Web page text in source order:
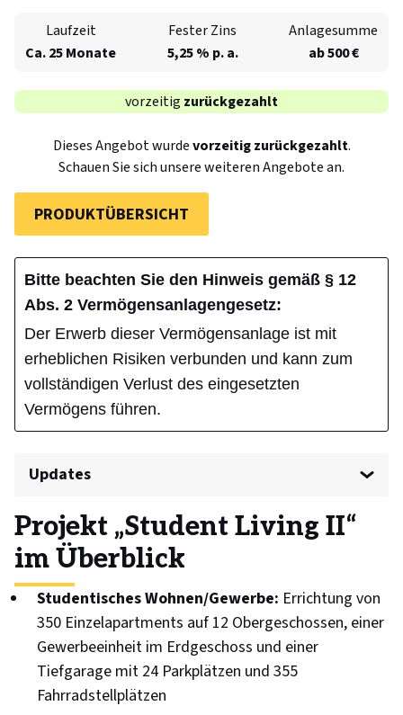
Laufzeit
Ca. 25 Monate
Fester Zins
5,25 % p. a.
Anlagesumme
ab 500 €
vorzeitig zurückgezahlt
Dieses Angebot wurdevorzeitigzurückgezahlt.
Schauen Sie sich unsere weiteren Angebote an.
PRODUKTÜBERSICHT
Bitte beachten Sie den Hinweis gemäß § 12
Abs. 2 Vermögensanlagengesetz:
Der Erwerb dieser Vermögensanlage ist mit
erheblichen Risiken verbunden und kann zum
vollständigen Verlust des eingesetzten
Vermögens führen.
Profil
Updates
Projekt
Projektentwickler
Finanzierung
Qualität
Projekt „Student Living II“
im Überblick
Studentisches Wohnen/Gewerbe: Errichtung von
350 Einzelapartments auf 12 Obergeschossen, einer
Gewerbeeinheit im Erdgeschoss und einer
Tiefgarage mit 24 Parkplätzen und 355
Fahrradstellplätzen